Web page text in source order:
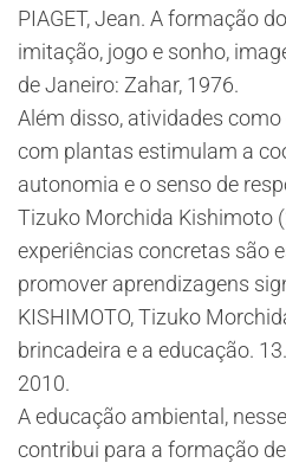
PIAGET, Jean. A formação
imitação, jogo e sonho,
de Janeiro: Zahar, 1976.
Além disso, atividades
com plantas estimulam a
autonomia e o senso de
Tizuko Morchida Kishimoto
experiências concretas são
promover aprendizagens
​KISHIMOTO, Tizuko
brincadeira e a educação.
2010.
A educação ambiental,
contribui para a formação